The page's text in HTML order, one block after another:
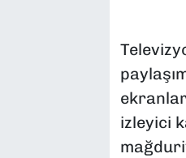
izleyici